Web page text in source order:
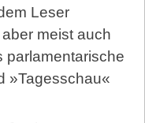
Leser
meist auch
parlamentarische
»Tagesschau«